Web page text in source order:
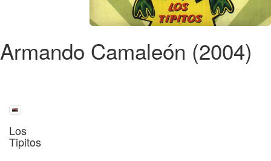
Armando Camaleón (2004)
Los
Tipitos